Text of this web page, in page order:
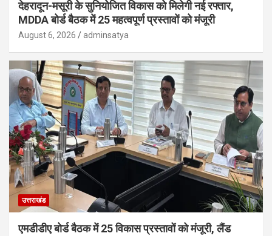
देहरादून-मसूरी के सुनियोजित विकास को मिलेगी नई रफ्तार,
MDDA बोर्ड बैठक में 25 महत्वपूर्ण प्रस्तावों को मंजूरी
August 6, 2026 adminsatya
उत्तराखंड
एमडीडीए बोर्ड बैठक में 25 विकास प्रस्तावों को मंजूरी, लैंड